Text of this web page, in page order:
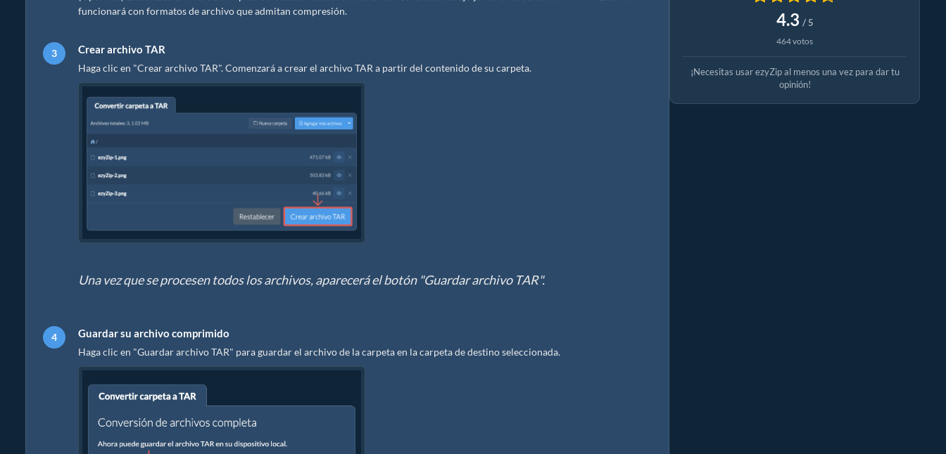
funcionará con formatos de archivo que admitan compresión.
Crear archivo TAR
Haga clic en "Crear archivo TAR". Comenzará a crear el archivo TAR a partir del contenido de su carpeta.
Una vez que se procesen todos los archivos, aparecerá el botón "Guardar archivo TAR".
Guardar su archivo comprimido
Haga clic en "Guardar archivo TAR" para guardar el archivo de la carpeta en la carpeta de destino seleccionada.
4.3 / 5
464 votos
¡Necesitas usar ezyZip al menos una vez para dar tu
opinión!